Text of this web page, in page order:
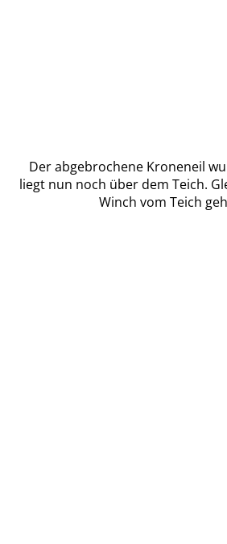
Der abgebrochene Kroneneil
liegt nun noch über dem Teich.
Winch vom Teich